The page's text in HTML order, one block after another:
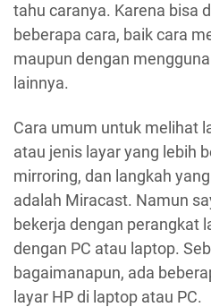
tahu caranya. Karena bisa
beberapa cara, baik cara
maupun dengan
lainnya.
Cara umum untuk melihat
atau jenis layar yang lebih
mirroring, dan langkah
adalah Miracast. Namun
bekerja dengan perangkat
dengan PC atau laptop.
bagaimanapun, ada
layar HP di laptop atau PC.